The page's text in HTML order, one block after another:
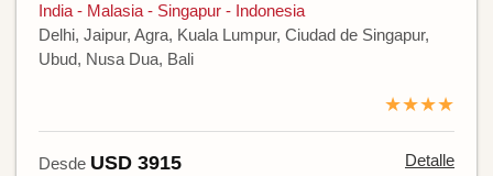
India - Malasia - Singapur - Indonesia
Delhi, Jaipur, Agra, Kuala Lumpur, Ciudad de Singapur,
Ubud, Nusa Dua, Bali
★★★★
Desde USD 3915 Detalle